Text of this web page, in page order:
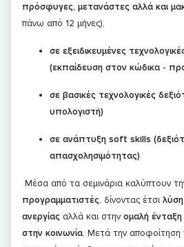
πρόσφυγες, μετανάστες αλλά και
πάνω από 12 μήνες),
σε εξειδικευμένες
(εκπαίδευση στον κώδικα -
σε βασικές τεχνολογικές
υπολογιστή)
σε ανάπτυξη soft skills
απασχολησιμότητας)
Μέσα από τα σεμινάρια καλύπτουν
προγραμματιστές, δίνοντας έτσι
ανεργίας αλλά και στην ομαλή
στην κοινωνία. Μετά την αποφοίτηση